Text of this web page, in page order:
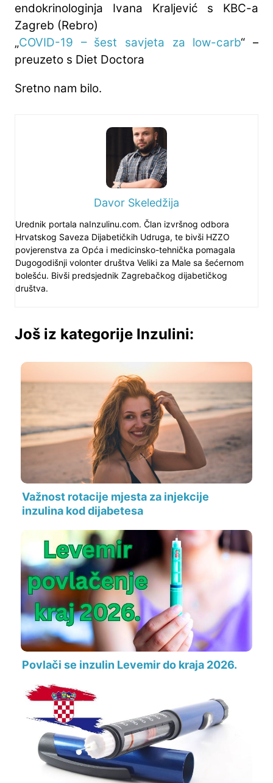
endokrinologinja Ivana Kraljević s KBC-a
Zagreb (Rebro)
„COVID-19 – šest savjeta za low-carb“ –
preuzeto s Diet Doctora
Sretno nam bilo.
Davor Skeledžija
Urednik portala naInzulinu.com. Član izvršnog odbora
Hrvatskog Saveza Dijabetičkih Udruga, te bivši HZZO
povjerenstva za Opća i medicinsko-tehnička pomagala
Dugogodišnji volonter društva Veliki za Male sa šećernom
bolešću. Bivši predsjednik Zagrebačkog dijabetičkog
društva.
Još iz kategorije Inzulini:
Važnost rotacije mjesta za injekcije
inzulina kod dijabetesa
Povlači se inzulin Levemir do kraja 2026.